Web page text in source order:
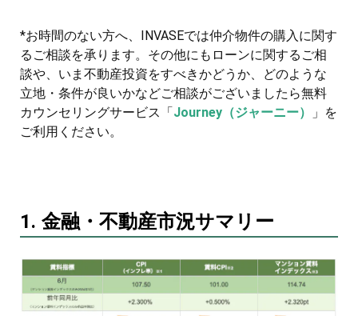
*お時間のない方へ、INVASEでは仲介物件の購入に関す
るご相談を承ります。その他にもローンに関するご相
談や、いま不動産投資をすべきかどうか、どのような
立地・条件が良いかなどご相談がございましたら無料
カウンセリングサービス「Journey（ジャーニー）
」を
ご利用ください。
1. 金融・不動産市況サマリー